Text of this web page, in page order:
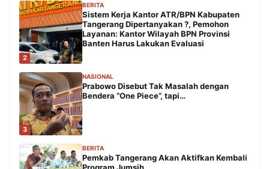
2
BERITA
Sistem Kerja Kantor ATR/BPN Kabupaten
Tangerang Dipertanyakan ?, Pemohon
Layanan: Kantor Wilayah BPN Provinsi
Banten Harus Lakukan Evaluasi
3
NASIONAL
Prabowo Disebut Tak Masalah dengan
Bendera “One Piece”, tapi…
BERITA
Pemkab Tangerang Akan Aktifkan Kembali